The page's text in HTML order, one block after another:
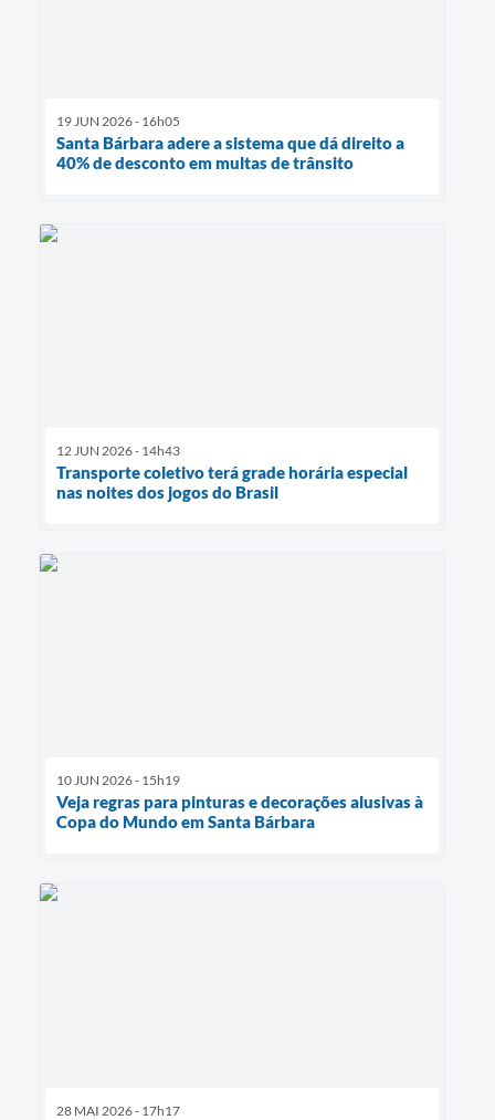
19 JUN 2026 - 16h05
Santa Bárbara adere a sistema que dá direito a
40% de desconto em multas de trânsito
12 JUN 2026 - 14h43
Transporte coletivo terá grade horária especial
nas noites dos jogos do Brasil
10 JUN 2026 - 15h19
Veja regras para pinturas e decorações alusivas à
Copa do Mundo em Santa Bárbara
28 MAI 2026 - 17h17